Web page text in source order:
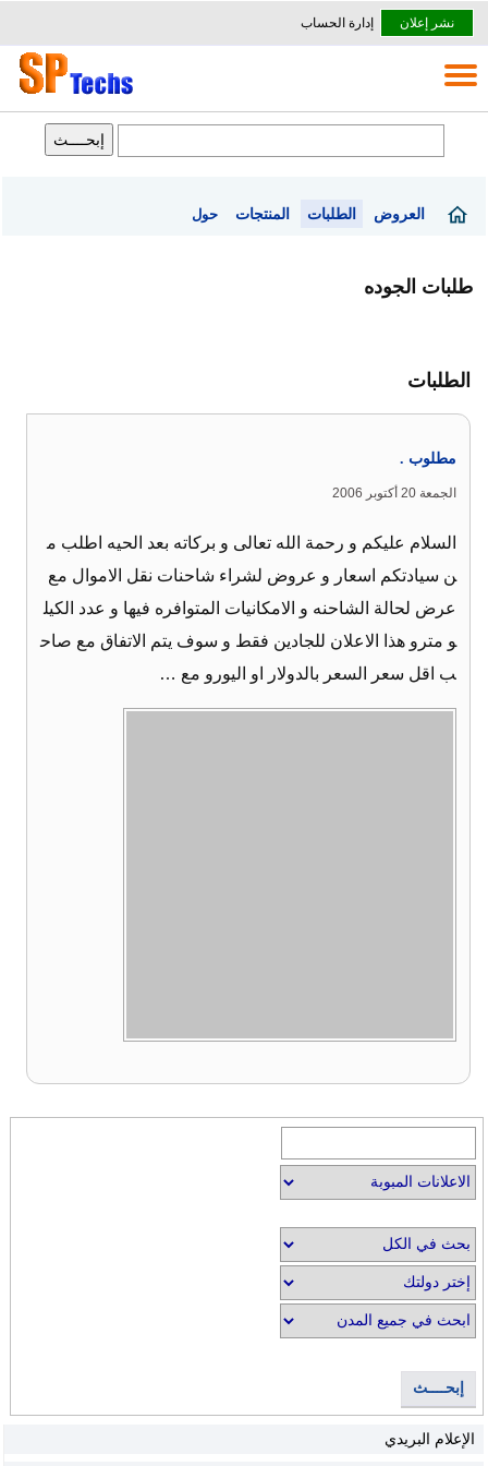
نشر إعلان إدارة الحساب
العروض الطلبات المنتجات حول
طلبات الجوده
الطلبات
مطلوب .
الجمعة 20 أكتوبر 2006
السلام عليكم و رحمة الله تعالى و بركاته بعد الحيه اطلب م
ن سيادتكم اسعار و عروض لشراء شاحنات نقل الاموال مع
عرض لحالة الشاحنه و الامكانيات المتوافره فيها و عدد الكيل
و مترو هذا الاعلان للجادين فقط و سوف يتم الاتفاق مع صاح
ب اقل سعر السعر بالدولار او اليورو مع …
إبحــــث
الإعلام البريدي